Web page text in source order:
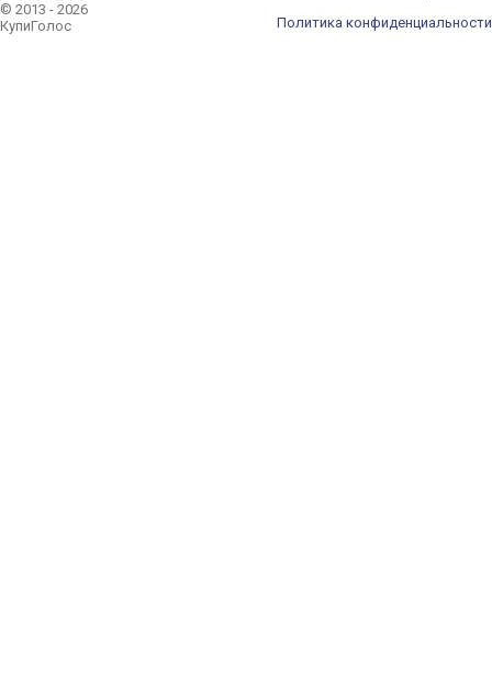
© 2013 - 2026
КупиГолос
Политика конфиденциальности